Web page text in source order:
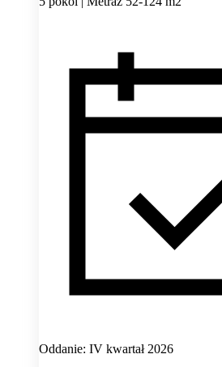
Oddanie: IV kwartał 2026